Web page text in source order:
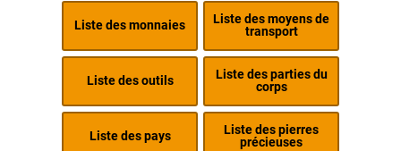
Liste des monnaies
Liste des moyens de
transport
Liste des outils
Liste des parties du
corps
Liste des pays
Liste des pierres
précieuses